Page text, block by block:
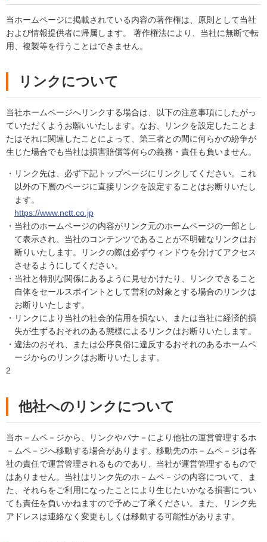
当ホームページに掲載されている内容の著作権は、原則として当社
および情報提供者に帰属します。 著作権法により、当社に無断で転
用、複製等を行うことはできません。
リンクについて
当社ホームページへリンクする場合は、以下の注意事項にしたがっ
ていただくようお願いいたします。なお、リンクを設定したことま
たはそれに関連したことによって、第三者との間に何らかの紛争が
生じた場合でも当社は損害賠償等何らの義務・責任も負いません。
リンク先は、必ず下記トップページにリンクしてください。これ
以外の下層のページに直接リンクを設定することはお断りいたし
ます。
https://www.nctt.co.jp
当社のホームページの内容がリンク元のホームページの一部とし
て表示され、当社のコンテンツであることが不明確なリンクはお
断りいたします。リンクの際は必ずウィンドウを分けてアクセス
させるようにしてください。
当社と特別な関係にあるように見せかけたり、リンクできること
自体をセールスポイントとして営利の対象とする場合のリンクは
お断りいたします。
リンクにより当社の社会的信用を損ない、または当社に経済的損
失が生ずるおそれのある態様によるリンクはお断りいたします。
違法のおそれ、または公序良俗に違反するおそれのあるホームペ
ージからのリンクはお断りいたします。
2
他社へのリンクについて
当ホ－ムペ－ジから、リンクやバナ－により他社の運営管理するホ
－ムペ－ジへ移動する場合があります。移動先のホ－ムペ－ジは各
社の責任で運営管理されるものであり、当社が運営管理するもので
はありません。当社はリンク先のホ－ムペ－ジの内容について、ま
た、それらをご利用になったことにより生じたいかなる損害につい
ても責任を負いかねますので予めご了承ください。また、リンク先
アドレスは連絡なく変更もしくは移動する可能性があります。